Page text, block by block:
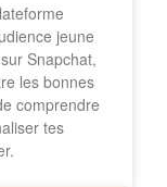
jeune
Snapchat,
les bonnes
comprendre
tes